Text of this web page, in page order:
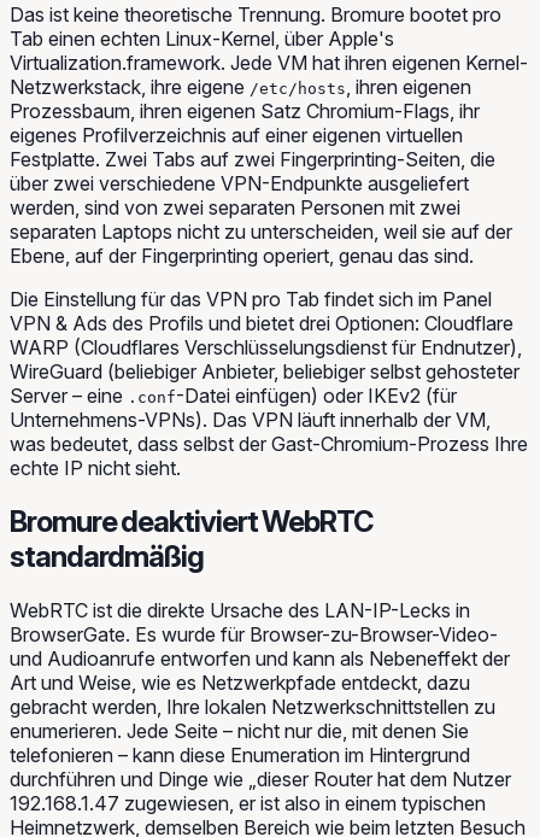
Das ist keine theoretische Trennung. Bromure bootet pro
Tab einen echten Linux-Kernel, über Apple's
Virtualization.framework. Jede VM hat ihren eigenen Kernel-
Netzwerkstack, ihre eigene /etc/hosts , ihren eigenen
Prozessbaum, ihren eigenen Satz Chromium-Flags, ihr
eigenes Profilverzeichnis auf einer eigenen virtuellen
Festplatte. Zwei Tabs auf zwei Fingerprinting-Seiten, die
über zwei verschiedene VPN-Endpunkte ausgeliefert
werden, sind von zwei separaten Personen mit zwei
separaten Laptops nicht zu unterscheiden, weil sie auf der
Ebene, auf der Fingerprinting operiert, genau das sind.
Die Einstellung für das VPN pro Tab findet sich im Panel
VPN & Ads des Profils und bietet drei Optionen: Cloudflare
WARP (Cloudflares Verschlüsselungsdienst für Endnutzer),
WireGuard (beliebiger Anbieter, beliebiger selbst gehosteter
Server – eine .conf-Datei einfügen) oder IKEv2 (für
Unternehmens-VPNs). Das VPN läuft innerhalb der VM,
was bedeutet, dass selbst der Gast-Chromium-Prozess Ihre
echte IP nicht sieht.
Bromure deaktiviert WebRTC
standardmäßig
WebRTC ist die direkte Ursache des LAN-IP-Lecks in
BrowserGate. Es wurde für Browser-zu-Browser-Video-
und Audioanrufe entworfen und kann als Nebeneffekt der
Art und Weise, wie es Netzwerkpfade entdeckt, dazu
gebracht werden, Ihre lokalen Netzwerkschnittstellen zu
enumerieren. Jede Seite – nicht nur die, mit denen Sie
telefonieren – kann diese Enumeration im Hintergrund
durchführen und Dinge wie „dieser Router hat dem Nutzer
192.168.1.47 zugewiesen, er ist also in einem typischen
Heimnetzwerk, demselben Bereich wie beim letzten Besuch